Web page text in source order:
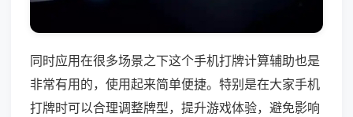
同时应用在很多场景之下这个手机打牌计算辅助也是
非常有用的，使用起来简单便捷。特别是在大家手机
打牌时可以合理调整牌型，提升游戏体验，避免影响